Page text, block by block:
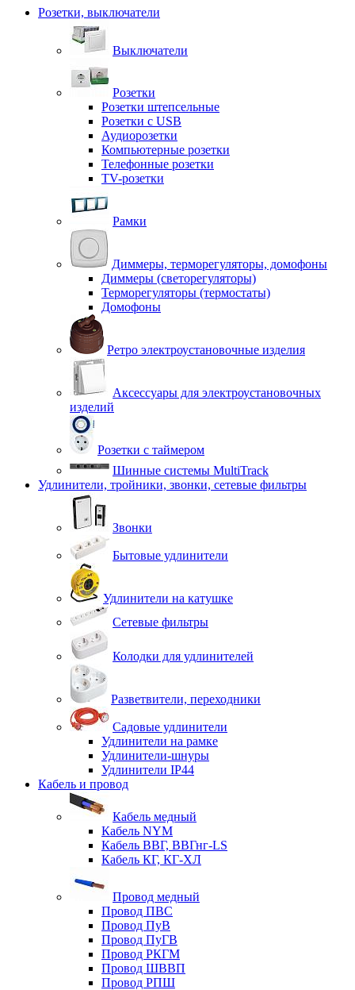
Розетки, выключатели
Выключатели
Розетки
Розетки штепсельные
Розетки с USB
Аудиорозетки
Компьютерные розетки
Телефонные розетки
TV-розетки
Рамки
Диммеры, терморегуляторы, домофоны
Диммеры (светорегуляторы)
Терморегуляторы (термостаты)
Домофоны
Ретро электроустановочные изделия
Аксессуары для электроустановочных
изделий
Розетки с таймером
Шинные системы MultiTrack
Удлинители, тройники, звонки, сетевые фильтры
Звонки
Бытовые удлинители
Удлинители на катушке
Сетевые фильтры
Колодки для удлинителей
Разветвители, переходники
Садовые удлинители
Удлинители на рамке
Удлинители-шнуры
Удлинители IP44
Кабель и провод
Кабель медный
Кабель NYM
Кабель ВВГ, ВВГнг-LS
Кабель КГ, КГ-ХЛ
Провод медный
Провод ПВС
Провод ПуВ
Провод ПуГВ
Провод РКГМ
Провод ШВВП
Провод РПШ